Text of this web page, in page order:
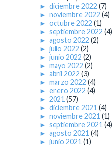
► diciembre 2022 (7)
► noviembre 2022 (4)
► octubre 2022 (1)
► septiembre 2022 (4)
► agosto 2022 (2)
► julio 2022 (2)
► junio 2022 (2)
► mayo 2022 (2)
► abril 2022 (3)
► marzo 2022 (4)
► enero 2022 (4)
► 2021 (57)
► diciembre 2021 (4)
► noviembre 2021 (1)
► septiembre 2021 (4)
► agosto 2021 (4)
► junio 2021 (1)